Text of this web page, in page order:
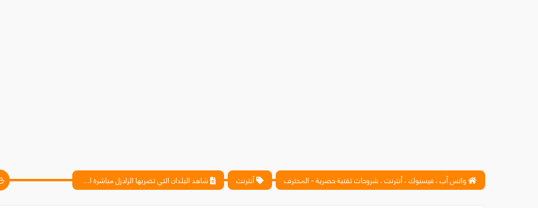
واتس آب ، فيسبوك ، أنترنت ، شروحات تقنية حصرية - المحترف أنترنت شاهد البلدان التي تضربها الزلازل مباشرة الآن وانت جالس امام حاسوبك